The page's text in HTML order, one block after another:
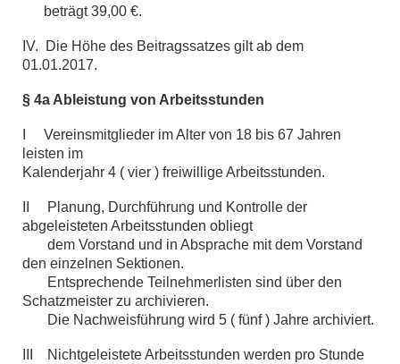
beträgt 39,00 €.
IV. Die Höhe des Beitragssatzes gilt ab dem
01.01.2017.
§ 4a Ableistung von Arbeitsstunden
I Vereinsmitglieder im Alter von 18 bis 67 Jahren
leisten im
Kalenderjahr 4 ( vier ) freiwillige Arbeitsstunden.
II Planung, Durchführung und Kontrolle der
abgeleisteten Arbeitsstunden obliegt
dem Vorstand und in Absprache mit dem Vorstand
den einzelnen Sektionen.
Entsprechende Teilnehmerlisten sind über den
Schatzmeister zu archivieren.
Die Nachweisführung wird 5 ( fünf ) Jahre archiviert.
III Nichtgeleistete Arbeitsstunden werden pro Stunde